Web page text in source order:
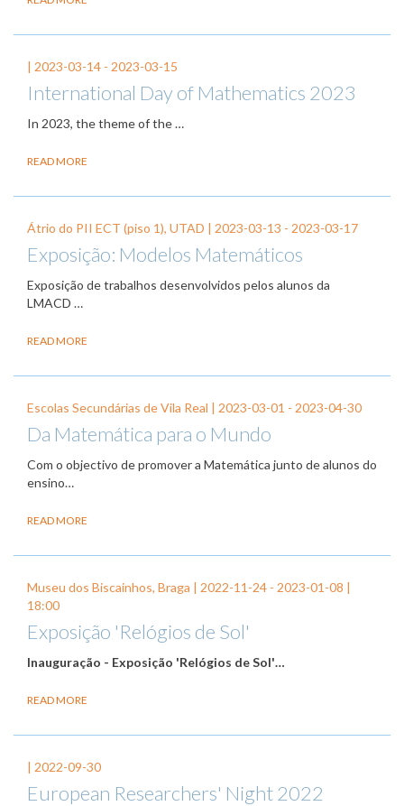
| 2023-03-14 - 2023-03-15
International Day of Mathematics 2023
In 2023, the theme of the…
READ MORE
Átrio do PII ECT (piso 1), UTAD | 2023-03-13 - 2023-03-17
Exposição: Modelos Matemáticos
Exposição de trabalhos desenvolvidos pelos alunos da
LMACD …
READ MORE
Escolas Secundárias de Vila Real | 2023-03-01 - 2023-04-30
Da Matemática para o Mundo
Com o objectivo de promover a Matemática junto de alunos do
ensino…
READ MORE
Museu dos Biscainhos, Braga | 2022-11-24 - 2023-01-08 |
18:00
Exposição 'Relógios de Sol'
Inauguração - Exposição 'Relógios de Sol'…
READ MORE
| 2022-09-30
European Researchers' Night 2022